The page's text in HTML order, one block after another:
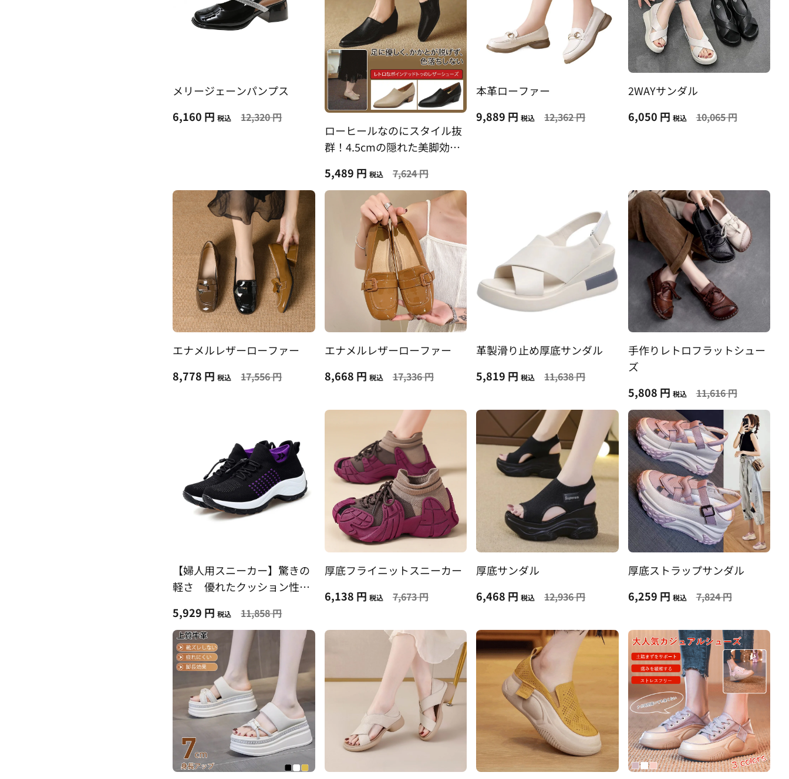
メリージェーンパンプス
6,160 円 税込 12,320 円
ローヒールなのにスタイル抜
群！4.5cmの隠れた美脚効果
5,489 円 税込 7,624 円
本革ローファー
9,889 円 税込 12,362 円
2WAYサンダル
6,050 円 税込 10,065 円
エナメルレザーローファー
8,778 円 税込 17,556 円
エナメルレザーローファー
8,668 円 税込 17,336 円
革製滑り止め厚底サンダル
5,819 円 税込 11,638 円
手作りレトロフラットシュー
ズ
5,808 円 税込 11,616 円
【婦人用スニーカー】驚きの
軽さ 優れたクッション性
5,929 円 税込 11,858 円
厚底フライニットスニーカー
6,138 円 税込 7,673 円
厚底サンダル
6,468 円 税込 12,936 円
厚底ストラップサンダル
6,259 円 税込 7,824 円